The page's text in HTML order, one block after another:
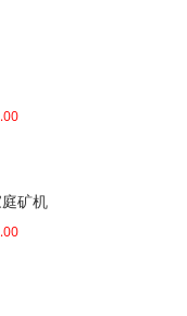
矿机